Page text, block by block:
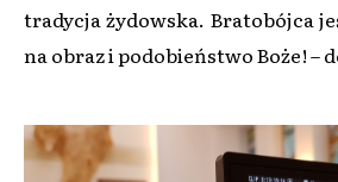
tradycja żydowska. Bratobójca
na obraz i podobieństwo Boże! –